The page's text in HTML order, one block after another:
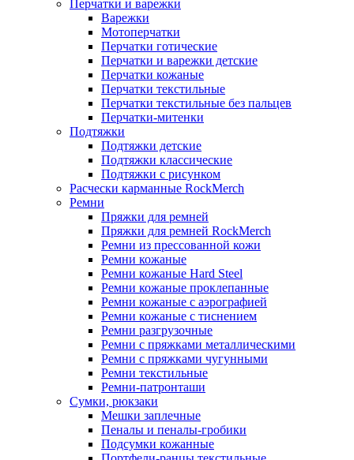
Перчатки и варежки
Варежки
Мотоперчатки
Перчатки готические
Перчатки и варежки детские
Перчатки кожаные
Перчатки текстильные
Перчатки текстильные без пальцев
Перчатки-митенки
Подтяжки
Подтяжки детские
Подтяжки классические
Подтяжки с рисунком
Расчески карманные RockMerch
Ремни
Пряжки для ремней
Пряжки для ремней RockMerch
Ремни из прессованной кожи
Ремни кожаные
Ремни кожаные Hard Steel
Ремни кожаные проклепанные
Ремни кожаные с аэрографией
Ремни кожаные с тиснением
Ремни разгрузочные
Ремни с пряжками металлическими
Ремни с пряжками чугунными
Ремни текстильные
Ремни-патронташи
Сумки, рюкзаки
Мешки заплечные
Пеналы и пеналы-гробики
Подсумки кожанные